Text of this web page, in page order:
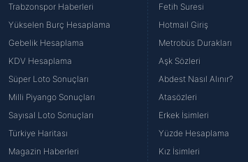
Trabzonspor Haberleri
Yükselen Burç Hesaplama
Gebelik Hesaplama
KDV Hesaplama
Süper Loto Sonuçları
Milli Piyango Sonuçları
Sayısal Loto Sonuçları
Türkiye Haritası
Magazin Haberleri
Fetih Suresi
Hotmail Giriş
Metrobüs Durakları
Aşk Sözleri
Abdest Nasıl Alınır?
Atasözleri
Erkek İsimleri
Yüzde Hesaplama
Kız İsimleri